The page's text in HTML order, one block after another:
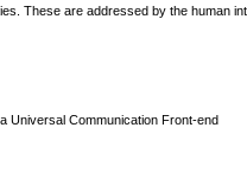
These are addressed by the human
Universal Communication Front-end